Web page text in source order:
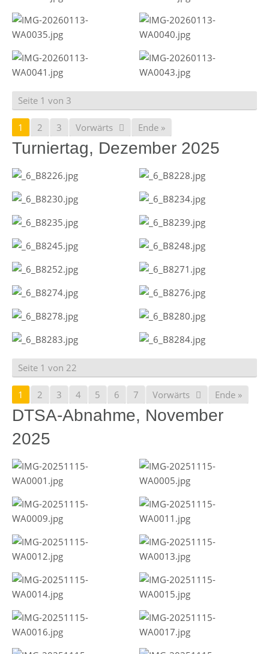
Seite 1 von 3
1 2 3 Vorwärts Ende »
Turniertag, Dezember 2025
Seite 1 von 22
1 2 3 4 5 6 7 Vorwärts Ende »
DTSA-Abnahme, November
2025